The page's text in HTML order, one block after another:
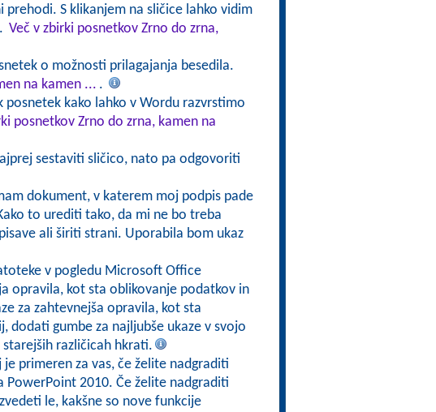
S klikanjem na sličice lahko vidim
Več v zbirki posnetkov Zrno do zrna,
o možnosti prilagajanja besedila.
na kamen ... .
posnetek kako lahko v Wordu razvrstimo
posnetkov Zrno do zrna, kamen na
sestaviti sličico, nato pa odgovoriti
dokument, v katerem moj podpis pade
to urediti tako, da mi ne bo treba
ali širiti strani. Uporabila bom ukaz
v pogledu Microsoft Office
opravila, kot sta oblikovanje podatkov in
za zahtevnejša opravila, kot sta
dodati gumbe za najljubše ukaze v svojo
različicah hkrati.
je primeren za vas, če želite nadgraditi
2010. Če želite nadgraditi
le, kakšne so nove funkcije